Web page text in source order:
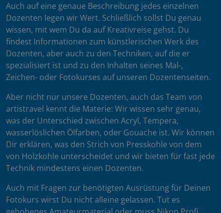
Auch auf eine genaue Beschreibung jedes einzelnen
Dozenten legen wir Wert. Schließlich sollst Du genau
wissen, mit wem Du da auf Kreativreise gehst. Du
findest Informationen zum künstlerischen Werk des
Dozenten, aber auch zu den Techniken, auf die er
spezialisiert ist und zu den Inhalten seines Mal-,
Zeichen- oder Fotokurses auf unseren Dozentenseiten.
Aber nicht nur unsere Dozenten, auch das Team von
artistravel kennt die Materie: Wir wissen sehr genau,
was der Unterschied zwischen Acryl, Tempera,
wasserlöslichen Ölfarben, oder Gouache ist. Wir können
Dir erklären, was den Strich von Presskohle von dem
von Holzkohle unterscheidet und wir bieten für fast jede
Technik mindestens einen Dozenten.
Auch mit Fragen zur benötigten Ausrüstung für Deinen
Fotokurs wirst Du nicht alleine gelassen. Tut es